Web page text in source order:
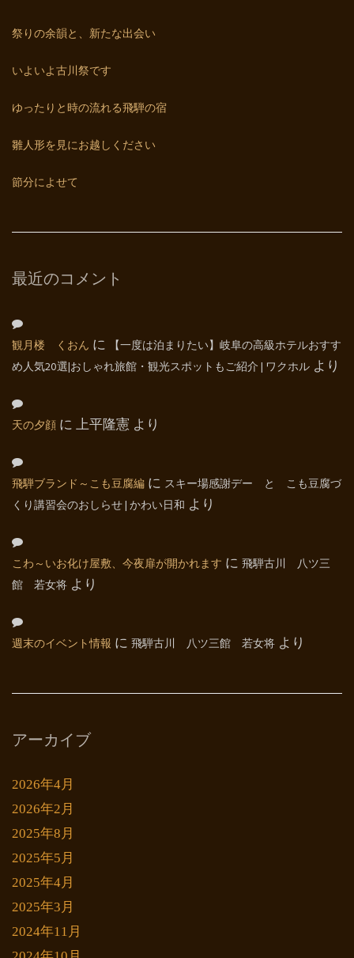
祭りの余韻と、新たな出会い
いよいよ古川祭です
ゆったりと時の流れる飛騨の宿
雛人形を見にお越しください
節分によせて
最近のコメント
観月楼 くおん に
【一度は泊まりたい】岐阜の高級ホテルおすす
め人気20選|おしゃれ旅館・観光スポットもご紹介 | ワクホル より
天の夕顔 に 上平隆憲 より
飛騨ブランド～こも豆腐編 に スキー場感謝デー と こも豆腐づ
くり講習会のおしらせ | かわい日和 より
こわ～いお化け屋敷、今夜扉が開かれます に 飛騨古川 八ツ三
館 若女将 より
週末のイベント情報 に 飛騨古川 八ツ三館 若女将 より
アーカイブ
2026年4月
2026年2月
2025年8月
2025年5月
2025年4月
2025年3月
2024年11月